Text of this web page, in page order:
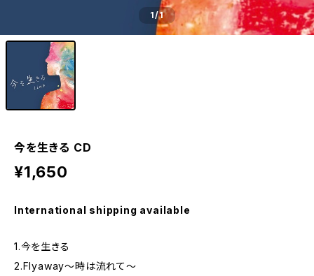
1/1
今を生きる CD
¥1,650
International shipping available
1.今を生きる
2.Flyaway～時は流れて～